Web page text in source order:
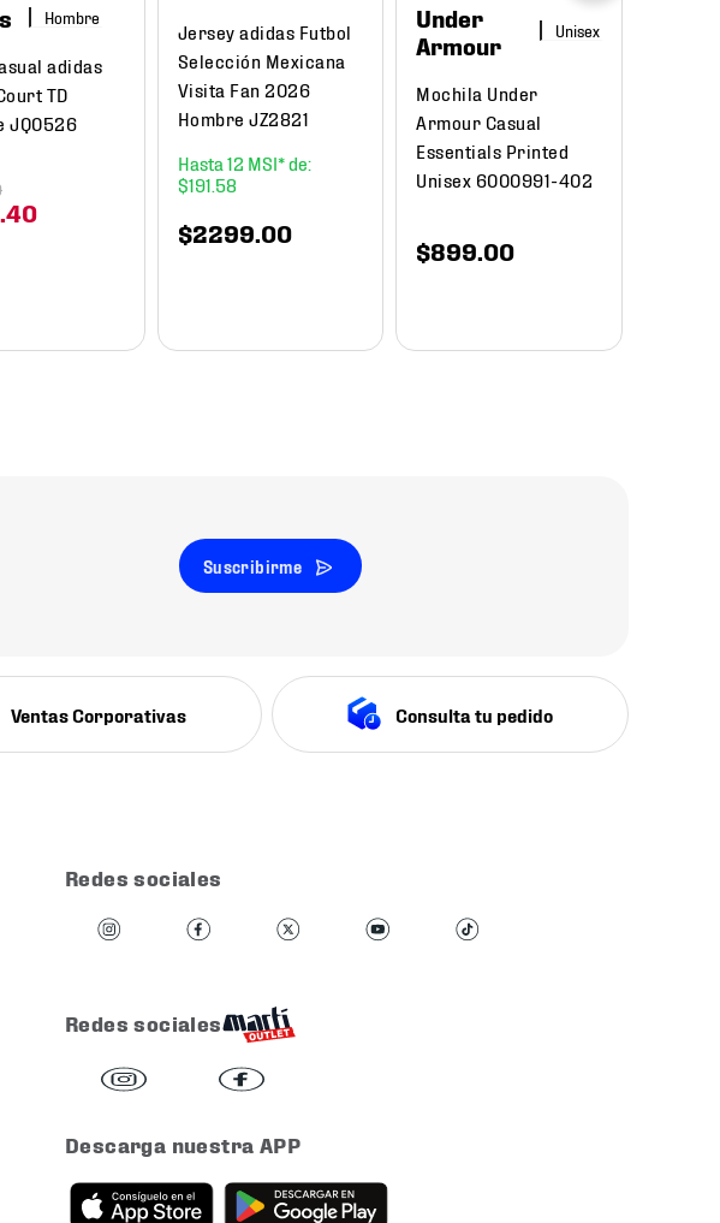
Hombre
adidas
TD
JQ0526
40
Jersey adidas Futbol
Selección Mexicana
Visita Fan 2026
Hombre JZ2821
12
$191 58
$2299 00
Under
Armour
Mochila Under
Armour Casual
Essentials Printed
Unisex 6000991-402
$899 00
Suscribirme
Ventas Corporativas Consulta tu pedido
Redes sociales
Redes sociales
Descarga nuestra APP